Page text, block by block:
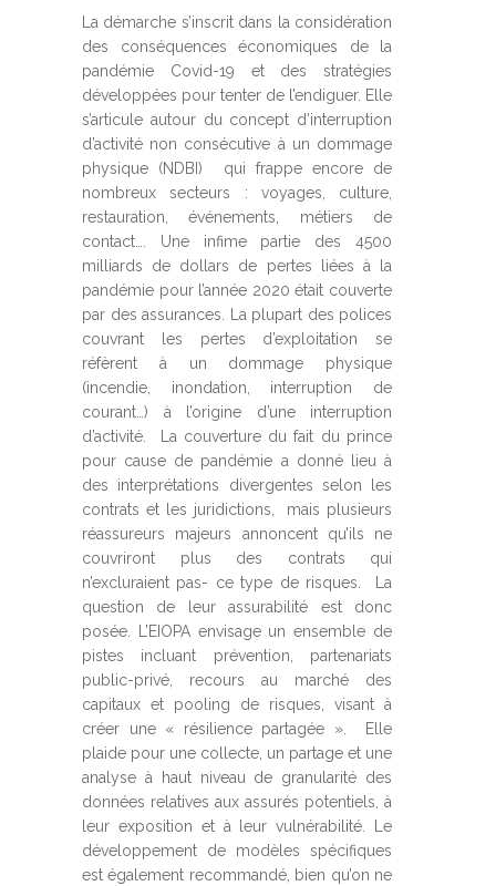
La démarche s’inscrit dans la considération
des conséquences économiques de la
pandémie Covid-19 et des stratégies
développées pour tenter de l’endiguer. Elle
s’articule autour du concept d’interruption
d’activité non consécutive à un dommage
physique (NDBI) qui frappe encore de
nombreux secteurs : voyages, culture,
restauration, événements, métiers de
contact…. Une infime partie des 4500
milliards de dollars de pertes liées à la
pandémie pour l’année 2020 était couverte
par des assurances. La plupart des polices
couvrant les pertes d’exploitation se
réfèrent à un dommage physique
(incendie, inondation, interruption de
courant…) à l’origine d’une interruption
d’activité. La couverture du fait du prince
pour cause de pandémie a donné lieu à
des interprétations divergentes selon les
contrats et les juridictions, mais plusieurs
réassureurs majeurs annoncent qu’ils ne
couvriront plus des contrats qui
n’excluraient pas- ce type de risques. La
question de leur assurabilité est donc
posée. L’EIOPA envisage un ensemble de
pistes incluant prévention, partenariats
public-privé, recours au marché des
capitaux et pooling de risques, visant à
créer une « résilience partagée ». Elle
plaide pour une collecte, un partage et une
analyse à haut niveau de granularité des
données relatives aux assurés potentiels, à
leur exposition et à leur vulnérabilité. Le
développement de modèles spécifiques
est également recommandé, bien qu’on ne